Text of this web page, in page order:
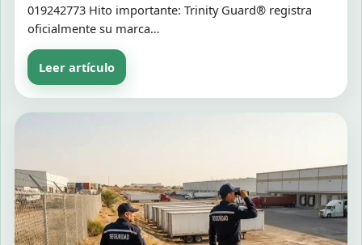
019242773 Hito importante: Trinity Guard® registra
oficialmente su marca…
Leer artículo